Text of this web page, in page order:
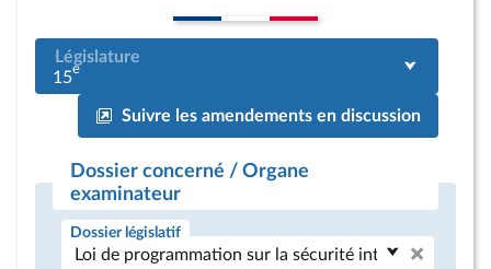
Législature
15e
Suivre les amendements en discussion
Dossier concerné / Organe
examinateur
Dossier législatif